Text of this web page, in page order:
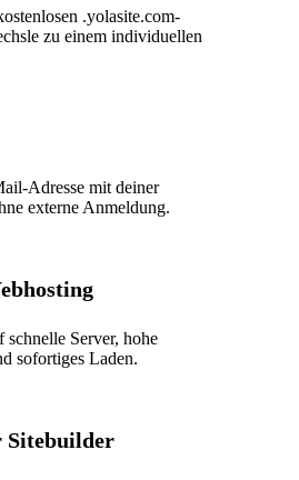
.yolasite.com-
zu einem individuellen
Adresse mit deiner
externe Anmeldung.
schnelle Server, hohe
sofortiges Laden.
Sitebuilder